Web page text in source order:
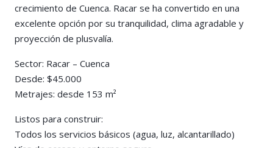
crecimiento de Cuenca. Racar se ha convertido en una
excelente opción por su tranquilidad, clima agradable y
proyección de plusvalía.
Sector: Racar – Cuenca
Desde: $45.000
Metrajes: desde 153 m²
Listos para construir:
Todos los servicios básicos (agua, luz, alcantarillado)